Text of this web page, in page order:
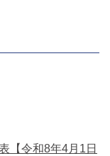
令和8年4月1日